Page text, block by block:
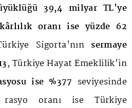
39,4 milyar TL'ye
oranı ise yüzde 62
Sigorta'nın sermaye
, Türkiye Hayat Emeklilik'in
ise %377 seviyesinde
oranı ise Türkiye